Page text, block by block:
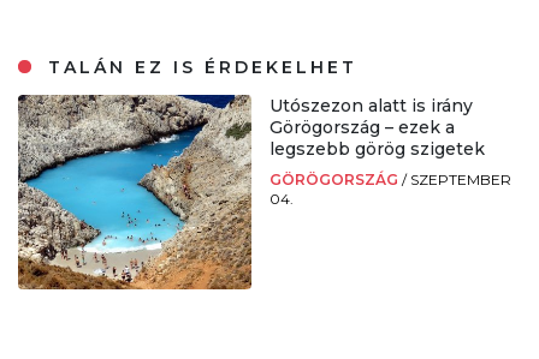
TALÁN EZ IS ÉRDEKELHET
Utószezon alatt is irány
Görögország – ezek a
legszebb görög szigetek
GÖRÖGORSZÁG / SZEPTEMBER
04.